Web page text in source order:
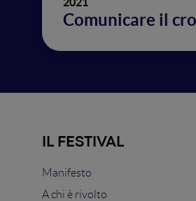
Comunicare il
IL FESTIVAL
Manifesto
A chi è rivolto